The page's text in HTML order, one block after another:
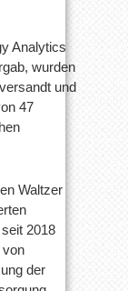
Analytics
wurden
und
47
Waltzer
2018
von
der